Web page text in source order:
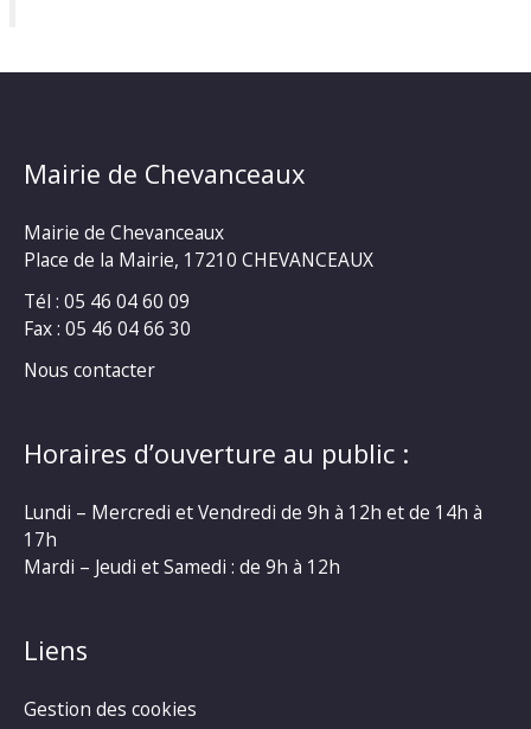
Mairie de Chevanceaux
Mairie de Chevanceaux
Place de la Mairie, 17210 CHEVANCEAUX
Tél : 05 46 04 60 09
Fax : 05 46 04 66 30
Nous contacter
Horaires d’ouverture au public :
Lundi – Mercredi et Vendredi de 9h à 12h et de 14h à
17h
Mardi – Jeudi et Samedi : de 9h à 12h
Liens
Gestion des cookies